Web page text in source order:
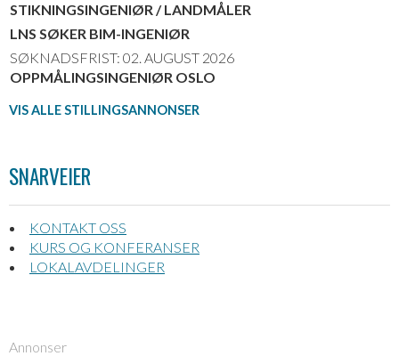
STIKNINGSINGENIØR / LANDMÅLER
LNS SØKER BIM-INGENIØR
SØKNADSFRIST: 02. AUGUST 2026
OPPMÅLINGSINGENIØR OSLO
VIS ALLE STILLINGSANNONSER
SNARVEIER
KONTAKT OSS
KURS OG KONFERANSER
LOKALAVDELINGER
Annonser